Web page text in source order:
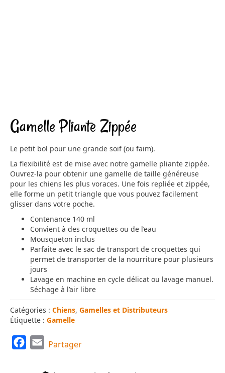
Gamelle Pliante Zippée
Le petit bol pour une grande soif (ou faim).
La flexibilité est de mise avec notre gamelle pliante zippée.
Ouvrez-la pour obtenir une gamelle de taille généreuse
pour les chiens les plus voraces. Une fois repliée et zippée,
elle forme un petit triangle que vous pouvez facilement
glisser dans votre poche.
Contenance 140 ml
Convient à des croquettes ou de l’eau
Mousqueton inclus
Parfaite avec le sac de transport de croquettes qui
permet de transporter de la nourriture pour plusieurs
jours
Lavage en machine en cycle délicat ou lavage manuel.
Séchage à l’air libre
Catégories : Chiens, Gamelles et Distributeurs
Étiquette : Gamelle
a
Partager